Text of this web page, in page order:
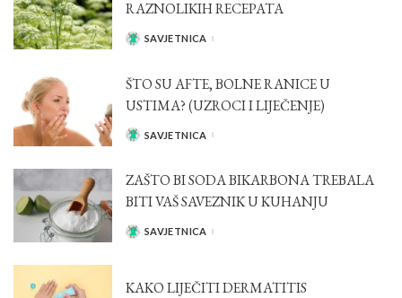
RAZNOLIKIH RECEPATA
POSTED
SAVJETNICA
ŠTO SU AFTE, BOLNE RANICE U
USTIMA? (UZROCI I LIJEČENJE)
POSTED
SAVJETNICA
ZAŠTO BI SODA BIKARBONA TREBALA
BITI VAŠ SAVEZNIK U KUHANJU
POSTED
SAVJETNICA
KAKO LIJEČITI DERMATITIS